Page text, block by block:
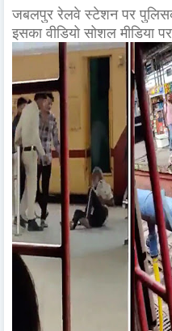
जबलपुर रेलवे स्टेशन पर
इसका वीडियो सोशल मीडिया